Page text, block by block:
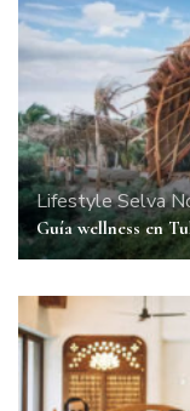
LifestyleSelva
Guía wellness en